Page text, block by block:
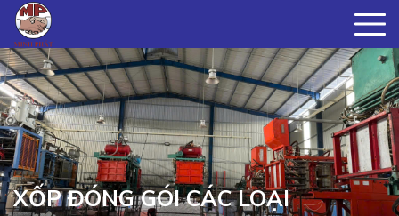
XỐP ĐÓNG GÓI CÁC LOẠI